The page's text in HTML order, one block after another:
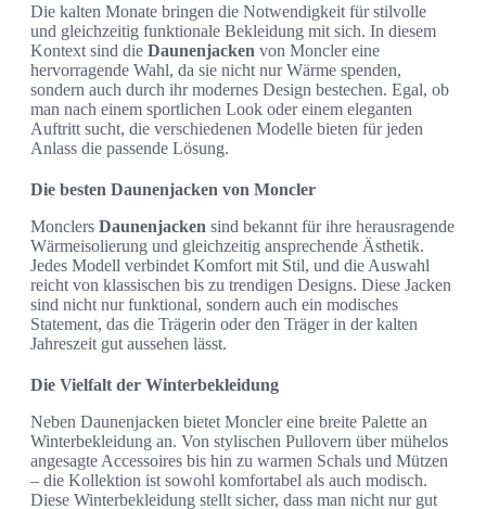
Die kalten Monate bringen die Notwendigkeit für stilvolle
und gleichzeitig funktionale Bekleidung mit sich. In diesem
Kontext sind die Daunenjacken von Moncler eine
hervorragende Wahl, da sie nicht nur Wärme spenden,
sondern auch durch ihr modernes Design bestechen. Egal, ob
man nach einem sportlichen Look oder einem eleganten
Auftritt sucht, die verschiedenen Modelle bieten für jeden
Anlass die passende Lösung.
Die besten Daunenjacken von Moncler
Monclers Daunenjacken sind bekannt für ihre herausragende
Wärmeisolierung und gleichzeitig ansprechende Ästhetik.
Jedes Modell verbindet Komfort mit Stil, und die Auswahl
reicht von klassischen bis zu trendigen Designs. Diese Jacken
sind nicht nur funktional, sondern auch ein modisches
Statement, das die Trägerin oder den Träger in der kalten
Jahreszeit gut aussehen lässt.
Die Vielfalt der Winterbekleidung
Neben Daunenjacken bietet Moncler eine breite Palette an
Winterbekleidung an. Von stylischen Pullovern über mühelos
angesagte Accessoires bis hin zu warmen Schals und Mützen
– die Kollektion ist sowohl komfortabel als auch modisch.
Diese Winterbekleidung stellt sicher, dass man nicht nur gut